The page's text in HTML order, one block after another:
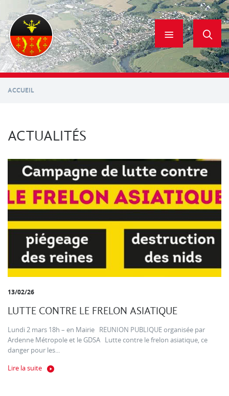
contenu
principal
ACCUEIL
ACTUALITÉS
13/02/26
LUTTE CONTRE LE FRELON ASIATIQUE
Lundi 2 mars 18h – en Mairie REUNION PUBLIQUE organisée par
Ardenne Métropole et le GDSA Lutte contre le frelon asiatique, ce
danger pour les...
Lire la suite